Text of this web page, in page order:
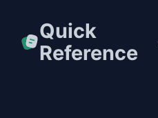
Quick
Reference